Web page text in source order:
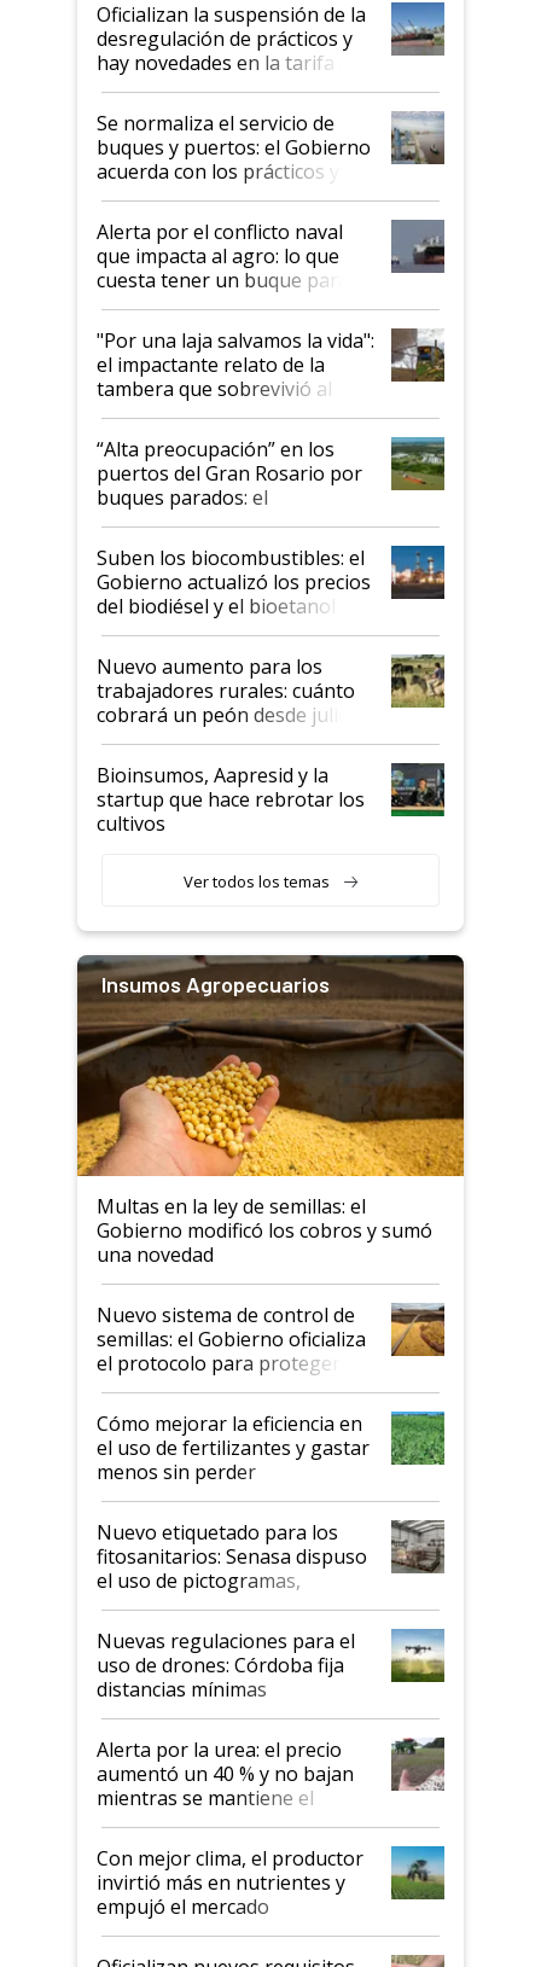
Oficializan la suspensión de la
desregulación de prácticos y
hay novedades en la tarifa de
la hidrovía
Se normaliza el servicio de
buques y puertos: el Gobierno
acuerda con los prácticos y
suspende el decreto de
desregulación
Alerta por el conflicto naval
que impacta al agro: lo que
cuesta tener un buque parado
y el peligro de que Argentina
pase a ser "país sucio"
"Por una laja salvamos la vida":
el impactante relato de la
tambera que sobrevivió al
tornado
“Alta preocupación” en los
puertos del Gran Rosario por
buques parados: el
funcionamiento de las
exportadoras en tensión tras
la medida de fuerza de los
prácticos
Suben los biocombustibles: el
Gobierno actualizó los precios
del biodiésel y el bioetanol
Nuevo aumento para los
trabajadores rurales: cuánto
cobrará un peón desde julio
Bioinsumos, Aapresid y la
startup que hace rebrotar los
cultivos
Ver todos los temas
Insumos Agropecuarios
Multas en la ley de semillas: el
Gobierno modificó los cobros y sumó
una novedad
Nuevo sistema de control de
semillas: el Gobierno oficializa
el protocolo para proteger la
propiedad intelectual
Cómo mejorar la eficiencia en
el uso de fertilizantes y gastar
menos sin perder
productividad en la campaña
fina
Nuevo etiquetado para los
fitosanitarios: Senasa dispuso
el uso de pictogramas,
palabras de advertencia e
indicaciones
Nuevas regulaciones para el
uso de drones: Córdoba fija
distancias mínimas
Alerta por la urea: el precio
aumentó un 40 % y no bajan
mientras se mantiene el
conflicto en Medio Oriente
Con mejor clima, el productor
invirtió más en nutrientes y
empujó el mercado